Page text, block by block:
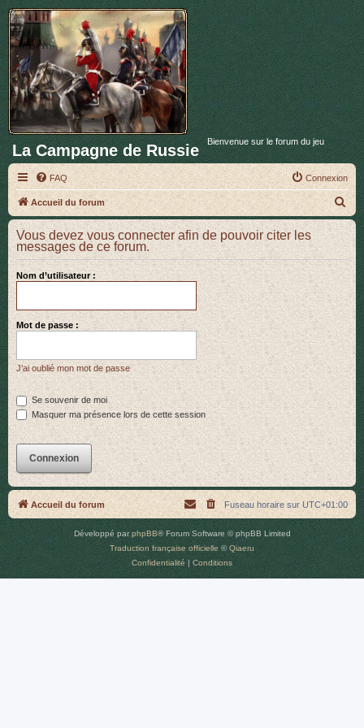
La Campagne de Russie Bienvenue sur le forum du jeu
FAQ Connexion
Accueil du forum
e
c
h
Vous devez vous connecter afin de pouvoir citer les
messages de ce forum.
Nom d’utilisateur :
Mot de passe :
J’ai oublié mon mot de passe
Se souvenir de moi
Masquer ma présence lors de cette session
Accueil du forum Fuseau horaire sur UTC+01:00
Développé par phpBB® Forum Software © phpBB Limited
Traduction française officielle ©Qiaeru
Confidentialité | Conditions